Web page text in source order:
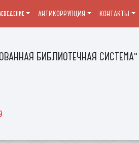
БИБЛИОТЕЧНАЯ СИСТЕМА"
АНТИКОРРУПЦИЯ КОНТАКТЫ